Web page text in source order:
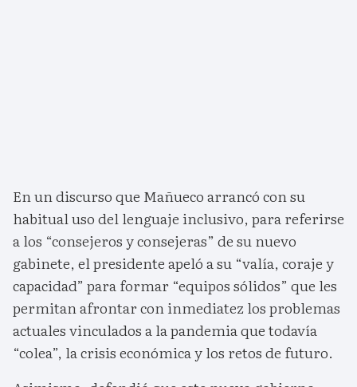
En un discurso que Mañueco arrancó con su
habitual uso del lenguaje inclusivo, para referirse
a los “consejeros y consejeras” de su nuevo
gabinete, el presidente apeló a su “valía, coraje y
capacidad” para formar “equipos sólidos” que les
permitan afrontar con inmediatez los problemas
actuales vinculados a la pandemia que todavía
“colea”, la crisis económica y los retos de futuro.